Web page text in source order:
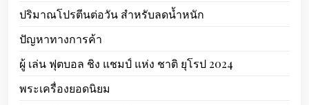
ปริมาณโปรตีนต่อวัน สำหรับลดน้ำหนัก
ปัญหาทางการค้า
ผู้ เล่น ฟุตบอล ชิง แชมป์ แห่ง ชาติ ยุโรป 2024
พระเครื่องยอดนิยม